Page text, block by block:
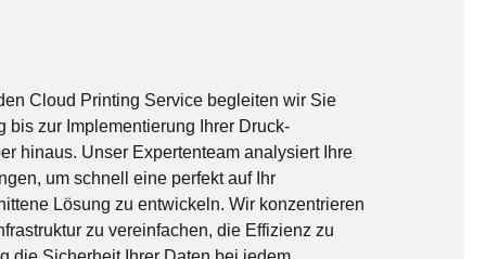
Cloud Printing Service begleiten wir Sie
bis zur Implementierung Ihrer Druck-
hinaus. Unser Expertenteam analysiert Ihre
um schnell eine perfekt auf Ihr
Lösung zu entwickeln. Wir konzentrieren
zu vereinfachen, die Effizienz zu